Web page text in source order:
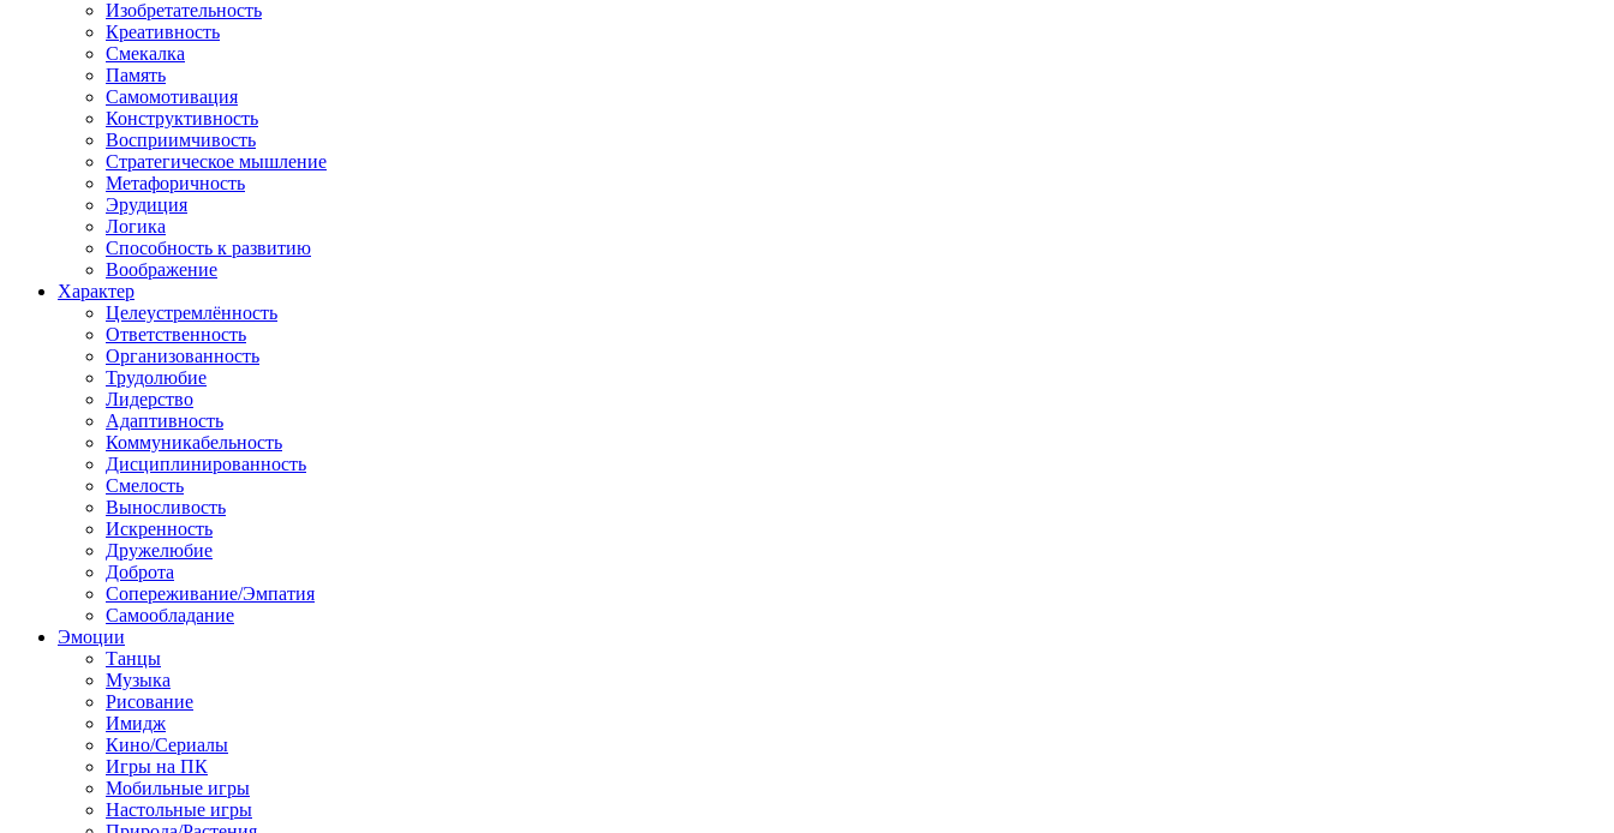
Изобретательность
Креативность
Смекалка
Память
Самомотивация
Конструктивность
Восприимчивость
Стратегическое мышление
Метафоричность
Эрудиция
Логика
Способность к развитию
Воображение
Характер
Целеустремлённость
Ответственность
Организованность
Трудолюбие
Лидерство
Адаптивность
Коммуникабельность
Дисциплинированность
Смелость
Выносливость
Искренность
Дружелюбие
Доброта
Сопереживание/Эмпатия
Самообладание
Эмоции
Танцы
Музыка
Рисование
Имидж
Кино/Сериалы
Игры на ПК
Мобильные игры
Настольные игры